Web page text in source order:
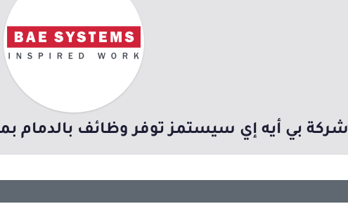
شركة بي أيه إي سيستمز توفر وظائف بالدمام